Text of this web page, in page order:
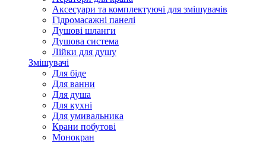
Аксесуари та комплектуючі для змішувачів
Гідромасажні панелі
Душові шланги
Душова система
Лійки для душу
Змішувачі
Для біде
Для ванни
Для душа
Для кухні
Для умивальника
Крани побутові
Монокран